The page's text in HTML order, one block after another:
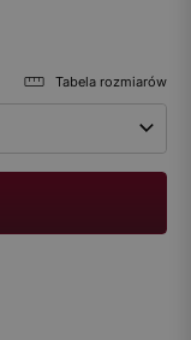
Tabela rozmiarów